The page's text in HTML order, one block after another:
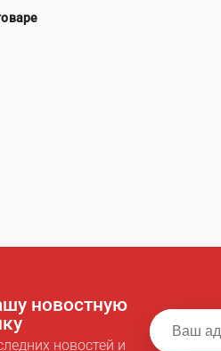
новостную
новостей и